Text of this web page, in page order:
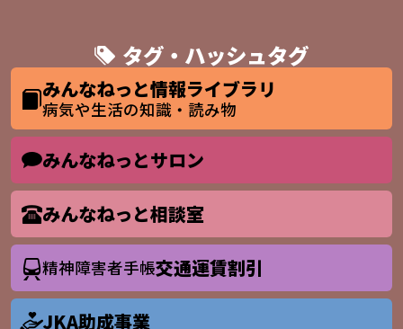
タグ・ハッシュタグ
みんなねっと情報ライブラリ
病気や生活の知識・読み物
みんなねっとサロン
みんなねっと相談室
精神障害者手帳交通運賃割引
JKA助成事業